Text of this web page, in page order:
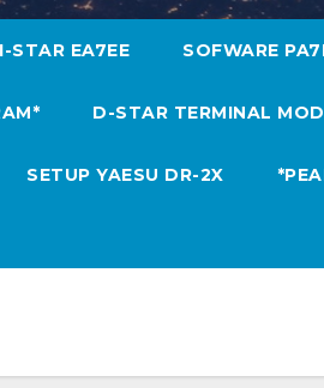
STAR EA7EE SOFWARE
D-STAR TERMINAL
SETUP YAESU DR-2X